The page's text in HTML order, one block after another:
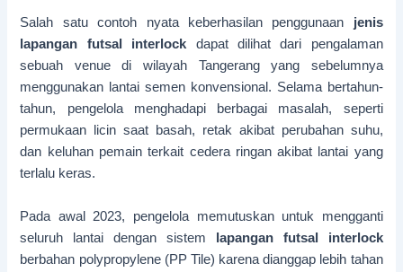
Salah satu contoh nyata keberhasilan penggunaan jenis
lapangan futsal interlock dapat dilihat dari pengalaman
sebuah venue di wilayah Tangerang yang sebelumnya
menggunakan lantai semen konvensional. Selama bertahun-
tahun, pengelola menghadapi berbagai masalah, seperti
permukaan licin saat basah, retak akibat perubahan suhu,
dan keluhan pemain terkait cedera ringan akibat lantai yang
terlalu keras.
Pada awal 2023, pengelola memutuskan untuk mengganti
seluruh lantai dengan sistem
lapangan futsal interlock
berbahan polypropylene (PP Tile) karena dianggap lebih tahan